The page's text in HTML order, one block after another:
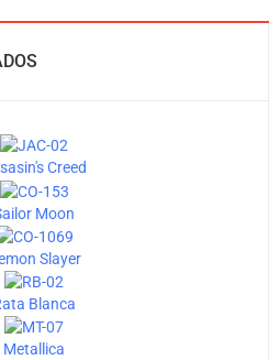
Creed
Moon
Slayer
Blanca
Metallica